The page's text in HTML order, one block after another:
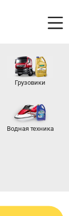
Грузовики
Водная техника